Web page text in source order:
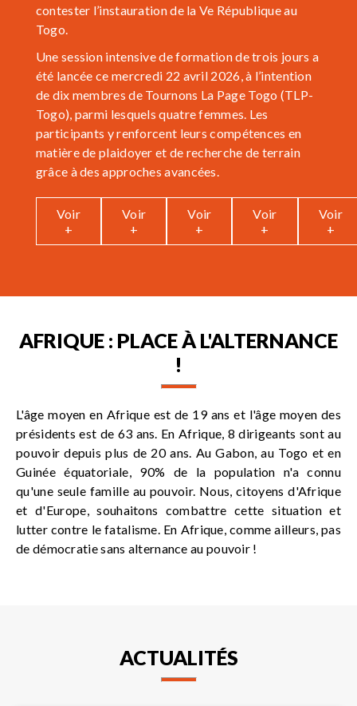
contester l’instauration de la Ve République au
Togo.
Une session intensive de formation de trois jours a
été lancée ce mercredi 22 avril 2026, à l’intention
de dix membres de Tournons La Page Togo (TLP-
Togo), parmi lesquels quatre femmes. Les
participants y renforcent leurs compétences en
matière de plaidoyer et de recherche de terrain
grâce à des approches avancées.
Voir
+
Voir
+
Voir
+
Voir
+
Voir
+
AFRIQUE : PLACE À L'ALTERNANCE
!
L'âge moyen en Afrique est de 19 ans et l'âge moyen des
présidents est de 63 ans. En Afrique, 8 dirigeants sont au
pouvoir depuis plus de 20 ans. Au Gabon, au Togo et en
Guinée équatoriale, 90% de la population n'a connu
qu'une seule famille au pouvoir. Nous, citoyens d'Afrique
et d'Europe, souhaitons combattre cette situation et
lutter contre le fatalisme. En Afrique, comme ailleurs, pas
de démocratie sans alternance au pouvoir !
ACTUALITÉS